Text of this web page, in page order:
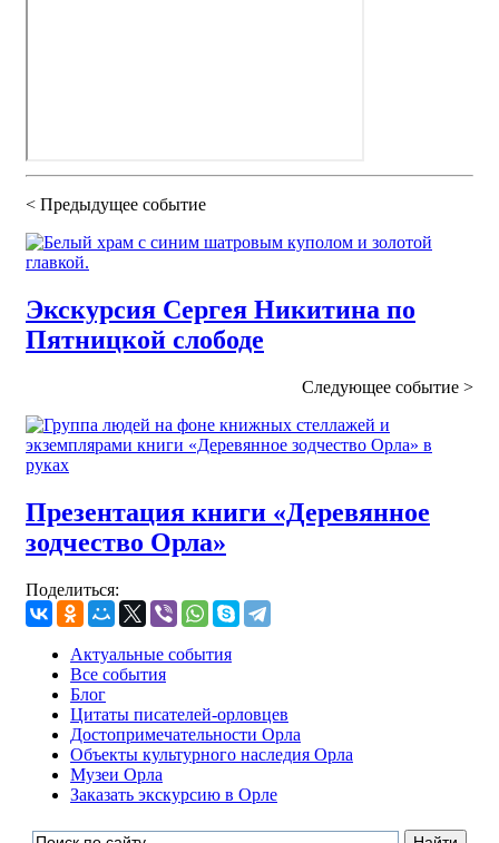
< Предыдущее событие
Экскурсия Сергея Никитина по
Пятницкой слободе
Следующее событие >
Презентация книги «Деревянное
зодчество Орла»
Поделиться:
Актуальные события
Все события
Блог
Цитаты писателей-орловцев
Достопримечательности Орла
Объекты культурного наследия Орла
Музеи Орла
Заказать экскурсию в Орле